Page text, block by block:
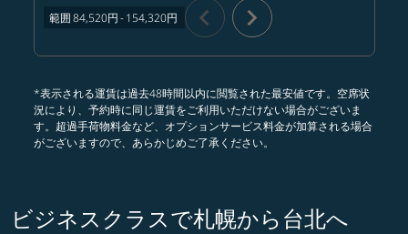
範囲84,520円- 154,320円 chevron_left chevron_right
*表示される運賃は過去48時間以内に閲覧された最安値です。空席状
況により、予約時に同じ運賃をご利用いただけない場合がございま
す。超過手荷物料金など、オプションサービス料金が加算される場合
がございますので、あらかじめご了承ください。
ビジネスクラスで札幌から台北へ